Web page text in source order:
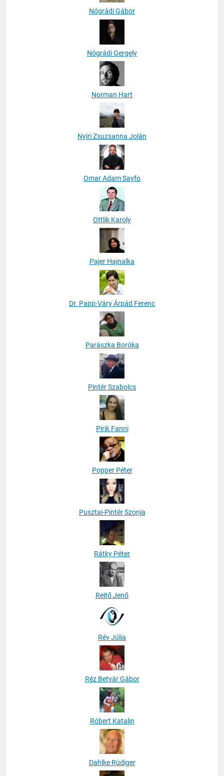
Nógrádi Gábor
Nógrádi Gergely
Norman Hart
Nyiri Zsuzsanna Jolán
Omar Adam Sayfo
Ottlik Karoly
Pajer Hajnalka
Dr. Papp-Váry Árpád Ferenc
Parászka Boróka
Pintér Szabolcs
Pirik Fanni
Popper Péter
Pusztai-Pintér Szonja
Rátky Péter
Rejtő Jenő
Rév Júlia
Réz Betyár Gábor
Róbert Katalin
Dahlke Rüdiger